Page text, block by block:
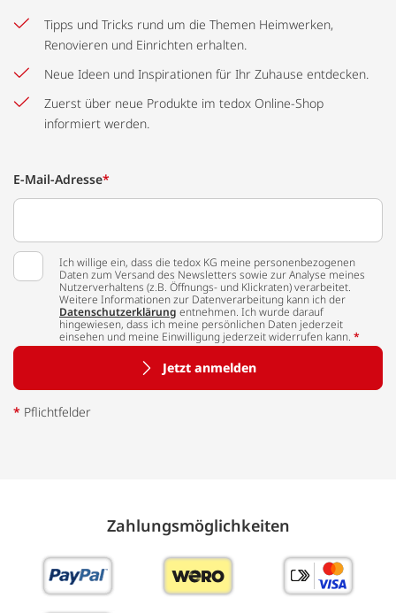
Tipps und Tricks rund um die Themen Heimwerken,
Renovieren und Einrichten erhalten.
Neue Ideen und Inspirationen für Ihr Zuhause entdecken.
Zuerst über neue Produkte im tedox Online-Shop
informiert werden.
E-Mail-Adresse*
Ich willige ein, dass die tedox KG meine personenbezogenen
Daten zum Versand des Newsletters sowie zur Analyse meines
Nutzerverhaltens (z.B. Öffnungs- und Klickraten) verarbeitet.
Weitere Informationen zur Datenverarbeitung kann ich der
Datenschutzerklärung entnehmen. Ich wurde darauf
hingewiesen, dass ich meine persönlichen Daten jederzeit
einsehen und meine Einwilligung jederzeit widerrufen kann. *
Jetzt anmelden
* Pflichtfelder
Zahlungs­möglich­keiten